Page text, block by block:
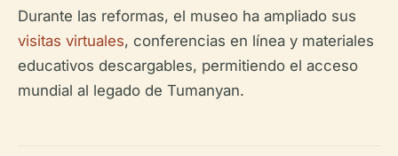
Durante las reformas, el museo ha ampliado sus
visitas virtuales, conferencias en línea y materiales
educativos descargables, permitiendo el acceso
mundial al legado de Tumanyan.